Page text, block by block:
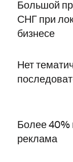
Большой
СНГ при
бизнесе
Нет
Более 40%
реклама